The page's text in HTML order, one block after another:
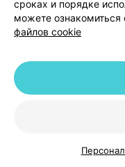
Каталог
О
сроках и порядке
можете ознакомиться
файлов cookie